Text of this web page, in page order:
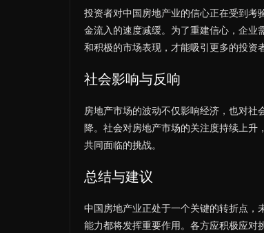
投资者对中国房地产业的信心正在受到考
金流入的速度减缓。为了重建信心，企业
和积极的市场表现，才能吸引更多的投资
社会影响与反响
房地产市场的波动不仅影响经济，也对
降。社会对房地产市场的关注度持续上升
共同面临的挑战。
总结与建议
中国房地产业正处于一个关键的转折点
能力都将发挥重要作用。各方应积极应